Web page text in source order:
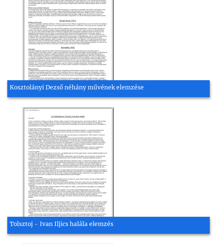
Kosztolányi Dezső néhány művének elemzése
Tolsztoj - Ivan Iljics halála elemzés